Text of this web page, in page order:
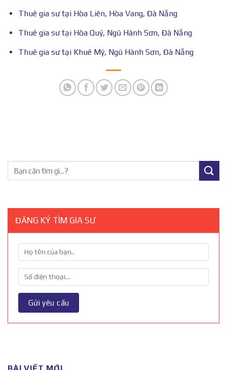
Thuê gia sư tại Hòa Liên, Hòa Vang, Đà Nẵng
Thuê gia sư tại Hòa Quý, Ngũ Hành Sơn, Đà Nẵng
Thuê gia sư tại Khuê Mỹ, Ngũ Hành Sơn, Đà Nẵng
ĐĂNG KÝ TÌM GIA SƯ
BÀI VIẾT MỚI